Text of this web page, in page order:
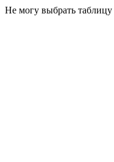
Не могу выбрать таблицу